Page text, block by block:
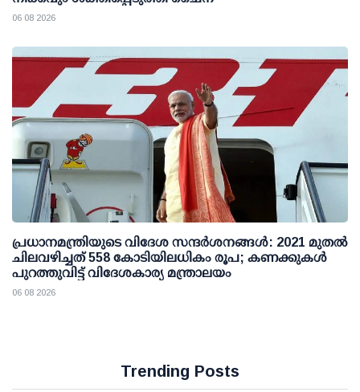
06 08 2026
പ്രധാനമന്ത്രിയുടെ വിദേശ സന്ദർശനങ്ങൾ: 2021 മുതൽ
ചിലവഴിച്ചത് 558 കോടിയിലധികം രൂപ; കണക്കുകൾ
പുറത്തുവിട്ട് വിദേശകാര്യ മന്ത്രാലയം
06 08 2026
Trending Posts